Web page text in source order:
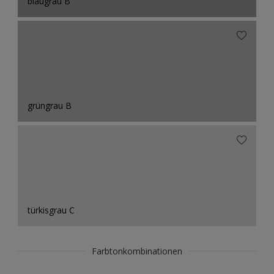
grüngrau B
türkisgrau C
Farbtonkombinationen